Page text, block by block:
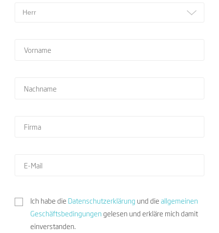
Ich habe die Datenschutzerklärung und die allgemeinen
Geschäftsbedingungen gelesen und erkläre mich damit
einverstanden.